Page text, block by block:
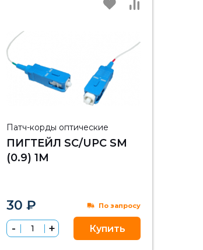
Патч-корды оптические
ПИГТЕЙЛ SC/UPC SM
(0.9) 1M
30 ₽ По запросу
Купить